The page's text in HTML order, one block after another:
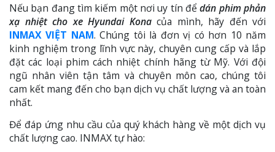
Nếu bạn đang tìm kiếm một nơi uy tín đểdán phim phản
xạ nhiệt cho xe Hyundai Konacủa mình, hãy đến với
INMAX VIỆT NAM. Chúng tôi là đơn vị có hơn 10 năm
kinh nghiệm trong lĩnh vực này, chuyên cung cấp và lắp
đặt các loại phim cách nhiệt chính hãng từ Mỹ. Với đội
ngũ nhân viên tận tâm và chuyên môn cao, chúng tôi
cam kết mang đến cho bạn dịch vụ chất lượng và an toàn
nhất.
Để đáp ứng nhu cầu của quý khách hàng về một dịch vụ
chất lượng cao. INMAX tự hào: